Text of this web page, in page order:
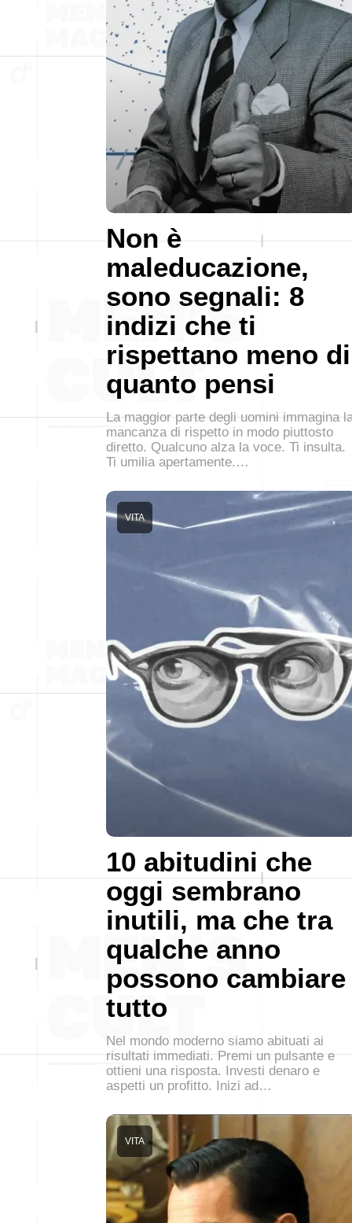
Non è
maleducazione,
sono segnali: 8
indizi che ti
rispettano meno di
quanto pensi
La maggior parte degli uomini immagina
mancanza di rispetto in modo piuttosto
diretto. Qualcuno alza la voce. Ti insulta.
Ti umilia apertamente.…
10 abitudini che
oggi sembrano
inutili, ma che tra
qualche anno
possono cambiare
tutto
VITA
Nel mondo moderno siamo abituati ai
risultati immediati. Premi un pulsante e
ottieni una risposta. Investi denaro e
aspetti un profitto. Inizi ad…
VITA